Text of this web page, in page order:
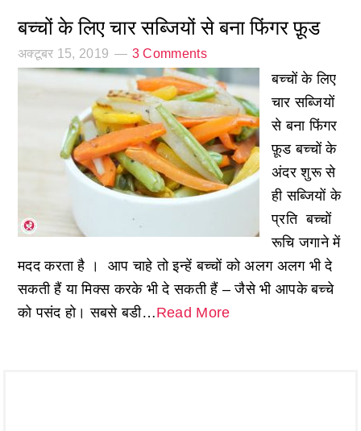
बच्चों के लिए चार सब्जियों से बना फिंगर फ़ूड
अक्टूबर 15, 2019 3 Comments
बच्चों के लिए
चार सब्जियों
से बना फिंगर
फ़ूड बच्चों के
अंदर शुरू से
ही सब्जियों के
प्रति बच्चों
रूचि जगाने में
मदद करता है । आप चाहे तो इन्हें बच्चों को अलग अलग भी दे
सकती हैं या मिक्स करके भी दे सकती हैं – जैसे भी आपके बच्चे
को पसंद हो। सबसे बडी…Read More